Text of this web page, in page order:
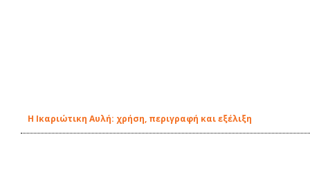
Η Ικαριώτικη Αυλή: χρήση, περιγραφή και εξέλιξη